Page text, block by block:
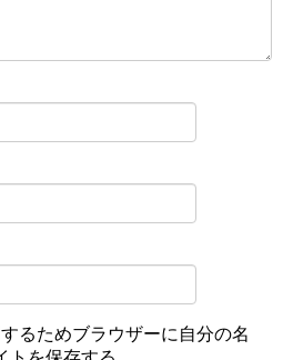
るためブラウザーに自分の名